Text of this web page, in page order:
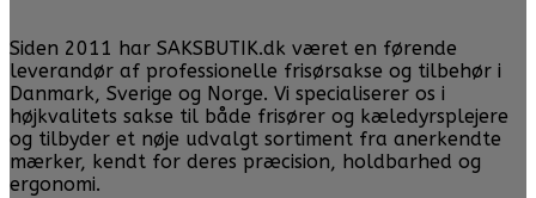
Siden 2011 har SAKSBUTIK.dk været en førende
leverandør af professionelle frisørsakse og tilbehør i
Danmark, Sverige og Norge. Vi specialiserer os i
højkvalitets sakse til både frisører og kæledyrsplejere
og tilbyder et nøje udvalgt sortiment fra anerkendte
mærker, kendt for deres præcision, holdbarhed og
ergonomi.